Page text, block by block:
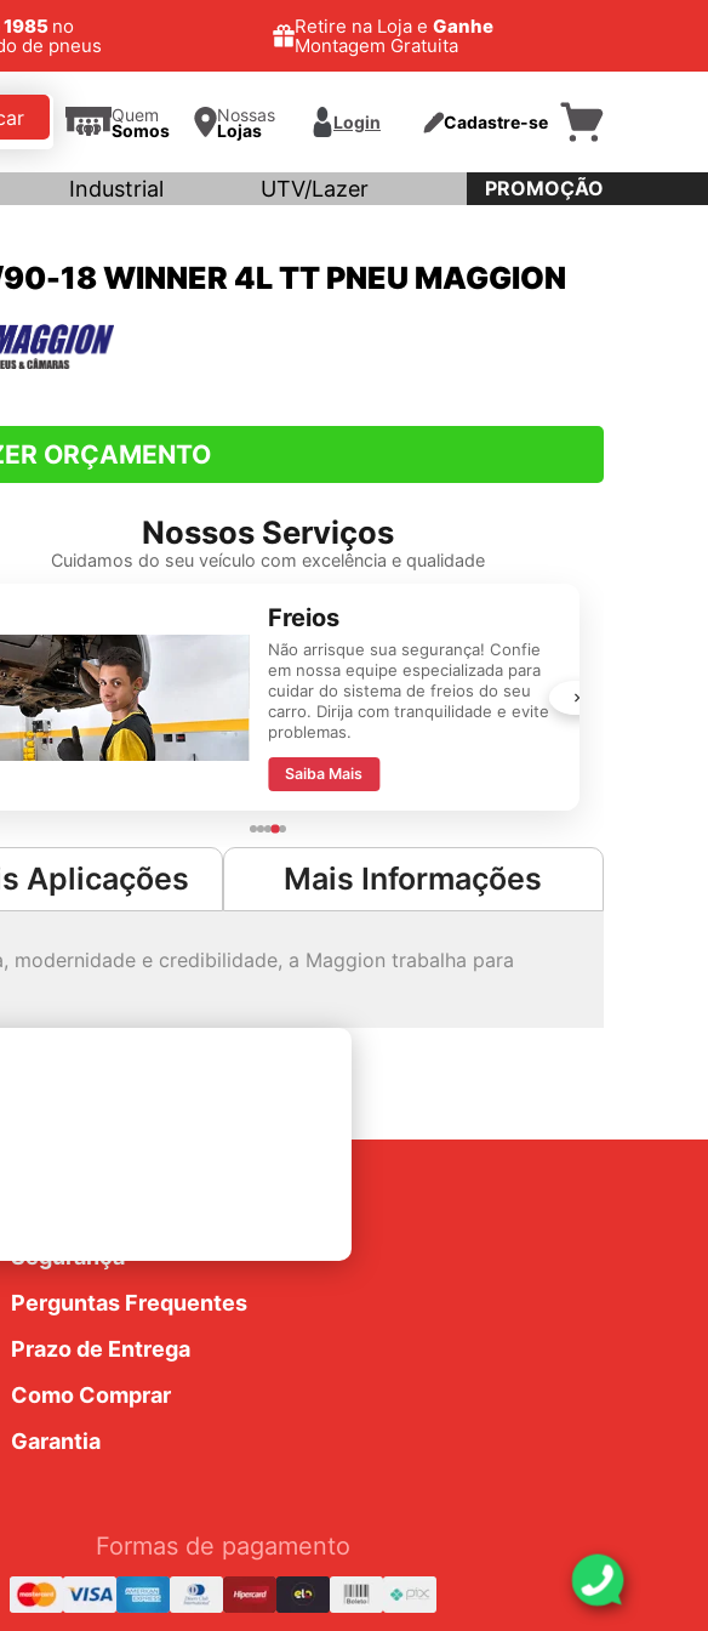
no
de pneus
Retire na Loja eGanhe
Montagem Gratuita
Quem
Somos
Nossas
Lojas Login Cadastre-se
Industrial UTV/Lazer PROMOÇÃO
18 WINNER 4L TT PNEU MAGGION
ORÇAMENTO
Nossos Serviços
Cuidamos do seu veículo com excelência e qualidade
Freios
Não arrisque sua segurança! Confie
em nossa equipe especializada para
cuidar do sistema de freios do seu
carro. Dirija com tranquilidade e evite
problemas.
Saiba Mais
Aplicações Mais Informações
e credibilidade, a Maggion trabalha para
Segurança
Perguntas Frequentes
Prazo de Entrega
Como Comprar
Garantia
Formas de pagamento